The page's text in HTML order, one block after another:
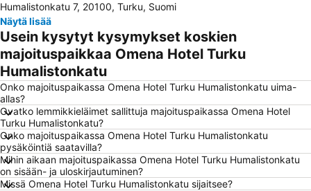
Turun kaupunginteatteri
Turun tuomiokirkko
Turun Messu- ja Kongressikeskus
Meriteijo Ski
Kultaranta
HK Arena
Hirvensalon Hiihtokeskus
Zoolandia
Aboa Vetus & Ars Nova
Väskin seikkailusaari
Forum Marinum Turku
Humalistonkatu 7, 20100, Turku, Suomi
Näytä lisää
Usein kysytyt kysymykset koskien
majoituspaikkaa Omena Hotel Turku
Humalistonkatu
Onko majoituspaikassa Omena Hotel Turku Humalistonkatu uima-
allas?
Ovatko lemmikkieläimet sallittuja majoituspaikassa Omena Hotel
Turku Humalistonkatu?
Onko majoituspaikassa Omena Hotel Turku Humalistonkatu
pysäköintiä saatavilla?
Mihin aikaan majoituspaikassa Omena Hotel Turku Humalistonkatu
on sisään- ja uloskirjautuminen?
Missä Omena Hotel Turku Humalistonkatu sijaitsee?